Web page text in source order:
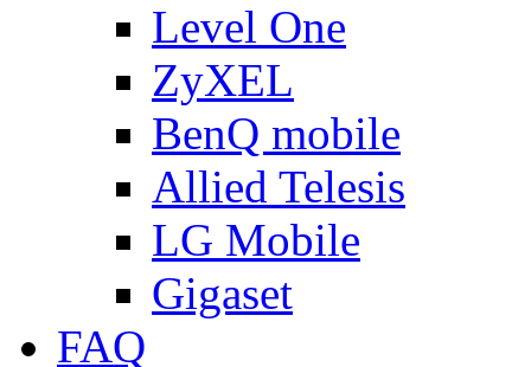
Level One
ZyXEL
BenQ mobile
Allied Telesis
LG Mobile
Gigaset
FAQ